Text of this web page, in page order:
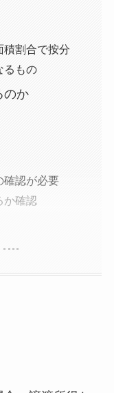
積割合で按分
るもの
のか
認が必要
確認